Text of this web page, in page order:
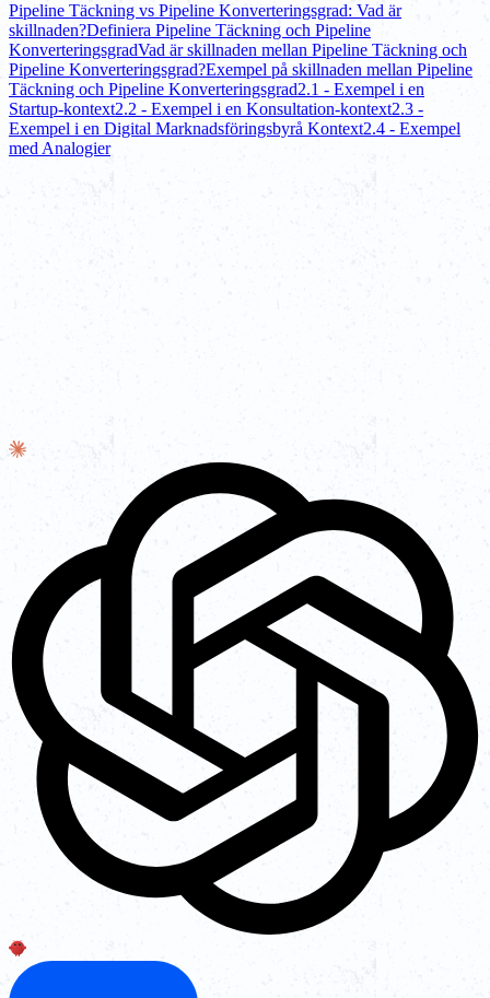
Pipeline Täckning vs Pipeline Konverteringsgrad: Vad är
skillnaden?Definiera Pipeline Täckning och Pipeline
KonverteringsgradVad är skillnaden mellan Pipeline Täckning och
Pipeline Konverteringsgrad?Exempel på skillnaden mellan Pipeline
Täckning och Pipeline Konverteringsgrad2.1 - Exempel i en
Startup-kontext2.2 - Exempel i en Konsultation-kontext2.3 -
Exempel i en Digital Marknadsföringsbyrå Kontext2.4 - Exempel
med Analogier